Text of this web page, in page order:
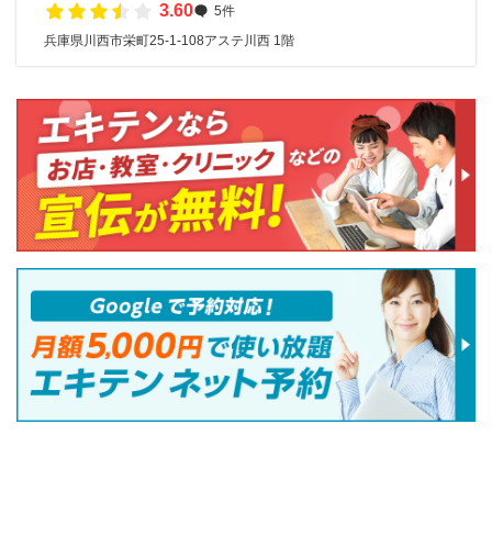
3.60
5件
兵庫県川西市栄町25-1-108アステ川西 1階